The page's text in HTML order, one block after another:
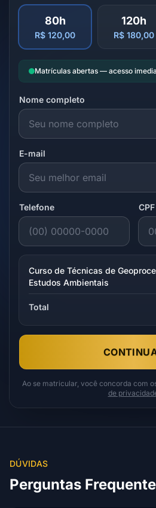
80h
R$ 120,00
120h
R$ 180,00
Matrículas abertas — acesso
Nome completo
E-mail
Telefone CPF
Curso de Técnicas de
Estudos Ambientais
Total
Ao se matricular, você concorda com
de
DÚVIDAS
Perguntas